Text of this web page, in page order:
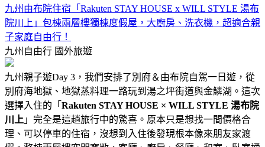
九州由布院住宿「Rakuten STAY HOUSE x WILL STYLE 湯布
院川上」包棟兩層樓獨棟度假屋，大廚房、洗衣機，超適合親
子家庭自由行！
九州自由行 國外旅遊
九州親子遊Day 3，我們安排了別府＆由布院自駕一日遊，從
別府海地獄、地獄蒸料理一路玩到湯之坪街道與金鱗湖。這次
選擇入住的「 Rakuten STAY HOUSE × WILL STYLE 湯布院
川上 」完全是這趟旅行中的驚喜。原本只是想找一間價格合
理、可以停車的住宿，沒想到入住後發現根本像來朋友家渡